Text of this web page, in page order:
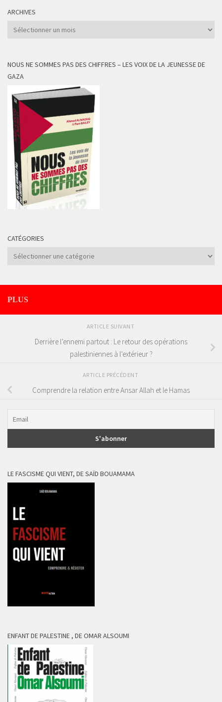
ARCHIVES
Archives
NOUS NE SOMMES PAS DES CHIFFRES – LES VOIX DE LA JEUNESSE DE
GAZA
CATÉGORIES
Catégories
PLUS
ARTICLE SUIVANT
Derrière l’ennemi partout : Le retour des opérations
palestiniennes à l’extérieur ?
ARTICLE PRÉCÉDENT
Comprendre la relation entre Ansar Allah et le Hamas
LE FASCISME QUI VIENT, DE SAÏD BOUAMAMA
ENFANT DE PALESTINE , DE OMAR ALSOUMI